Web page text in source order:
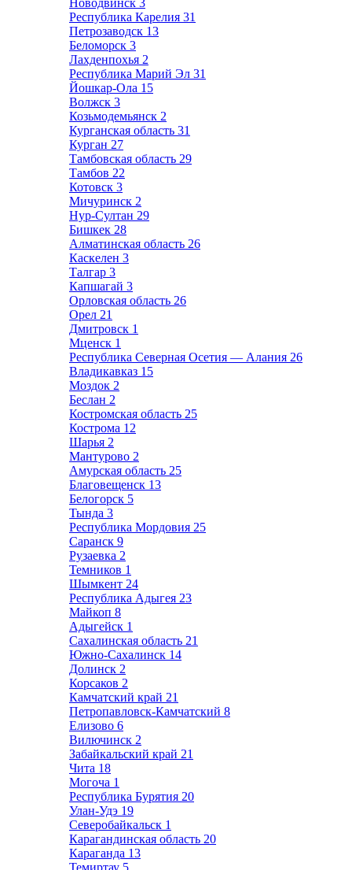
Новодвинск 3
Республика Карелия 31
Петрозаводск 13
Беломорск 3
Лахденпохья 2
Республика Марий Эл 31
Йошкар-Ола 15
Волжск 3
Козьмодемьянск 2
Курганская область 31
Курган 27
Тамбовская область 29
Тамбов 22
Котовск 3
Мичуринск 2
Нур-Султан 29
Бишкек 28
Алматинская область 26
Каскелен 3
Талгар 3
Капшагай 3
Орловская область 26
Орел 21
Дмитровск 1
Мценск 1
Республика Северная Осетия — Алания 26
Владикавказ 15
Моздок 2
Беслан 2
Костромская область 25
Кострома 12
Шарья 2
Мантурово 2
Амурская область 25
Благовещенск 13
Белогорск 5
Тында 3
Республика Мордовия 25
Саранск 9
Рузаевка 2
Темников 1
Шымкент 24
Республика Адыгея 23
Майкоп 8
Адыгейск 1
Сахалинская область 21
Южно-Сахалинск 14
Долинск 2
Корсаков 2
Камчатский край 21
Петропавловск-Камчатский 8
Елизово 6
Вилючинск 2
Забайкальский край 21
Чита 18
Могоча 1
Республика Бурятия 20
Улан-Удэ 19
Северобайкальск 1
Карагандинская область 20
Караганда 13
Темиртау 5